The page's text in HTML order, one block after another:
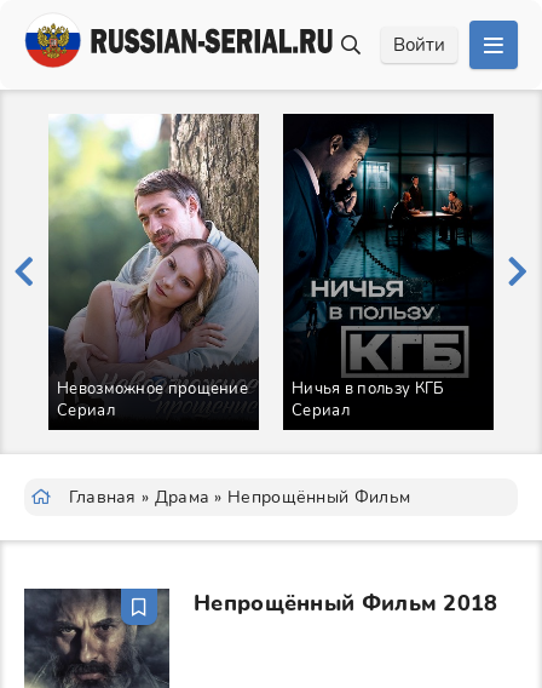
Войти
Невозможное прощение
Сериал
Ничья в пользу КГБ
Сериал
Главная » Драма » Непрощённый Фильм
Непрощённый Фильм 2018